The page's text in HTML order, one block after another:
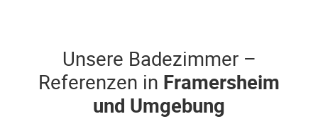
Unsere Badezimmer –
Referenzen in Framersheim
und Umgebung